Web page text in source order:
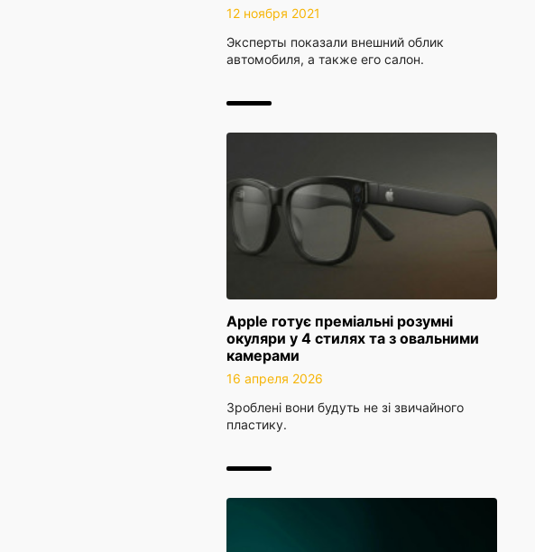
12 ноября 2021
Эксперты показали внешний облик
автомобиля, а также его салон.
Apple готує преміальні розумні
окуляри у 4 стилях та з овальними
камерами
16 апреля 2026
Зроблені вони будуть не зі звичайного
пластику.